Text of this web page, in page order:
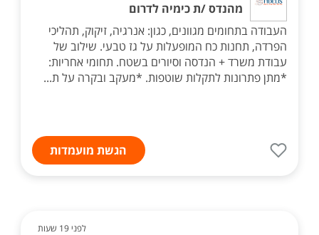
מהנדס /ת כימיה לדרום
העבודה בתחומים מגוונים, כגון: אנרגיה, זיקוק, תהליכי
הפרדה, תחנות כח המופעלות על גז טבעי. שילוב של
עבודת משרד + הנדסה וסיורים בשטח. תחומי אחריות:
*מתן פתרונות לתקלות שוטפות. *מעקב ובקרה על ת...
הגשת מועמדות
לפני 19 שעות